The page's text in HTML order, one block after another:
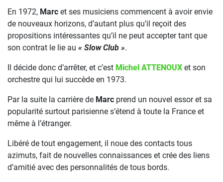
En 1972, Marc et ses musiciens commencent à avoir envie
de nouveaux horizons, d’autant plus qu’il reçoit des
propositions intéressantes qu’il ne peut accepter tant que
son contrat le lie au « Slow Club ».
Il décide donc d’arrêter, et c’est Michel ATTENOUX et son
orchestre qui lui succède en 1973.
Par la suite la carrière de Marc prend un nouvel essor et sa
popularité surtout parisienne s’étend à toute la France et
même à l’étranger.
Libéré de tout engagement, il noue des contacts tous
azimuts, fait de nouvelles connaissances et crée des liens
d’amitié avec des personnalités de tous bords.